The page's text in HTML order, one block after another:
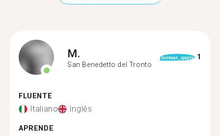
M.
San Benedetto del Tronto
format_quote 1
FLUENTE
Italiano Inglês
APRENDE